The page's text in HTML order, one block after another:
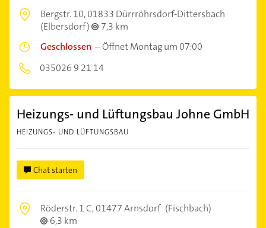
Bergstr. 10,01833 Dürrröhrsdorf-Dittersbach
(Elbersdorf)
7,3 km
Geschlossen –Öffnet Montag um 07:00
035026 9 21 14
Heizungs- und Lüftungsbau Johne GmbH
HEIZUNGS- UND LÜFTUNGSBAU
Chat starten
Röderstr. 1 C,01477 Arnsdorf (Fischbach)
6,3 km